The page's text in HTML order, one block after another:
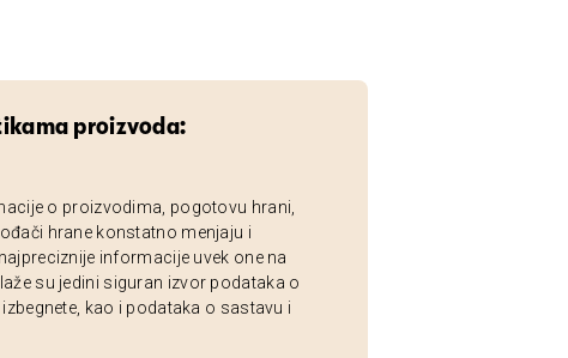
proizvoda:
o proizvodima, pogotovu hrani,
hrane konstatno menjaju i
informacije uvek one na
su jedini siguran izvor podataka o
kao i podataka o sastavu i